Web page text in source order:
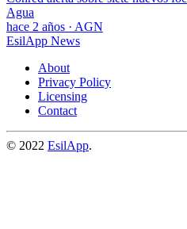
Agua
hace 2 años · AGN
EsilApp News
About
Privacy Policy
Licensing
Contact
© 2022 EsilApp.